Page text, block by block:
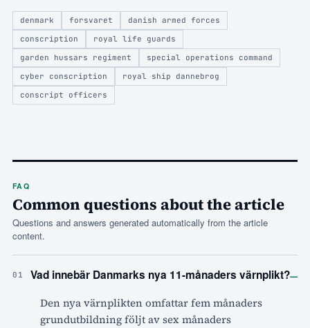
denmark forsvaret
danish armed forces
conscription
royal life guards
garden hussars regiment
special operations command
cyber conscription
royal ship dannebrog
conscript officers
FAQ
Common questions about the article
Questions and answers generated automatically from the article
content.
01 Vad innebär Danmarks nya 11-månaders värnplikt?–
Den nya värnplikten omfattar fem månaders
grundutbildning följt av sex månaders